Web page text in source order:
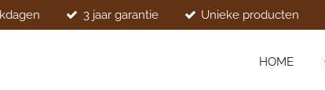
3 jaar garantie Unieke producten
HOME